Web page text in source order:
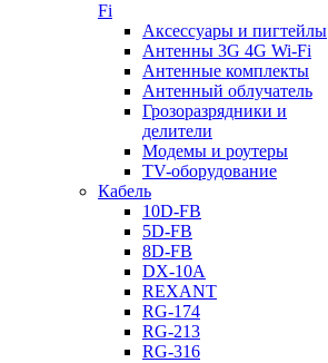
Fi
Аксессуары и пигтейлы
Антенны 3G 4G Wi-Fi
Антенные комплекты
Антенный облучатель
Грозоразрядники и
делители
Модемы и роутеры
TV-оборудование
Кабель
10D-FB
5D-FB
8D-FB
DX-10A
REXANT
RG-174
RG-213
RG-316